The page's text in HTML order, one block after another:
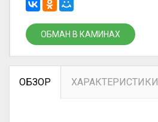
ОБМАН В КАМИНАХ
ОБЗОР ХАРАКТЕРИСТИКИ